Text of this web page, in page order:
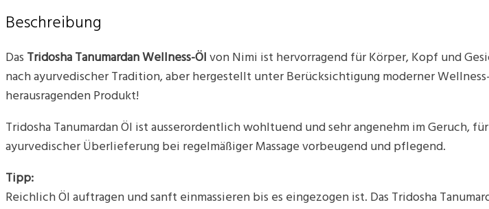
Beschreibung
Das Tridosha Tanumardan Wellness-Öl von Nimi ist hervorragend für Körper, Kopf und
nach ayurvedischer Tradition, aber hergestellt unter Berücksichtigung moderner
herausragenden Produkt!
Tridosha Tanumardan Öl ist ausserordentlich wohltuend und sehr angenehm im Geruch,
ayurvedischer Überlieferung bei regelmäßiger Massage vorbeugend und pflegend.
Tipp:
Reichlich Öl auftragen und sanft einmassieren bis es eingezogen ist. Das Tridosha